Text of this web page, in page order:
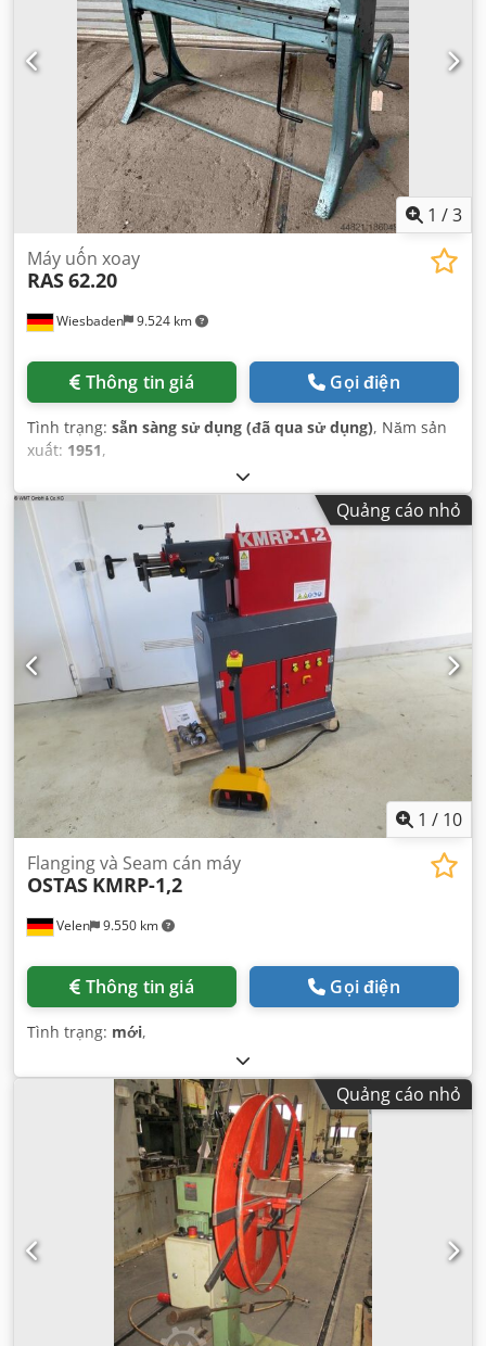
1 /3
Wiesbaden 9.524 km
Máy uốn xoay
RAS62.20
Thông tin giá Gọi điện
Tình trạng: sẵn sàng sử dụng (đã qua sử dụng), Năm sản
xuất: 1951,
Quảng cáo nhỏ
1 / 10
Velen 9.550 km
Flanging và Seam cán máy
OSTAS KMRP-1,2
Thông tin giá Gọi điện
Tình trạng: mới,
Quảng cáo nhỏ